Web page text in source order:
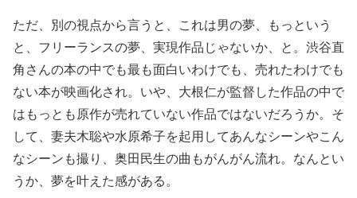
ただ、別の視点から言うと、これは男の夢、もっという
と、フリーランスの夢、実現作品じゃないか、と。渋谷直
角さんの本の中でも最も面白いわけでも、売れたわけでも
ない本が映画化され。いや、大根仁が監督した作品の中で
はもっとも原作が売れていない作品ではないだろうか。そ
して、妻夫木聡や水原希子を起用してあんなシーンやこん
なシーンも撮り、奥田民生の曲もがんがん流れ。なんとい
うか、夢を叶えた感がある。